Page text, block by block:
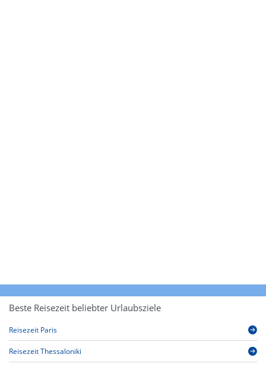
Beste Reisezeit beliebter Urlaubsziele
Reisezeit Paris
Reisezeit Thessaloniki